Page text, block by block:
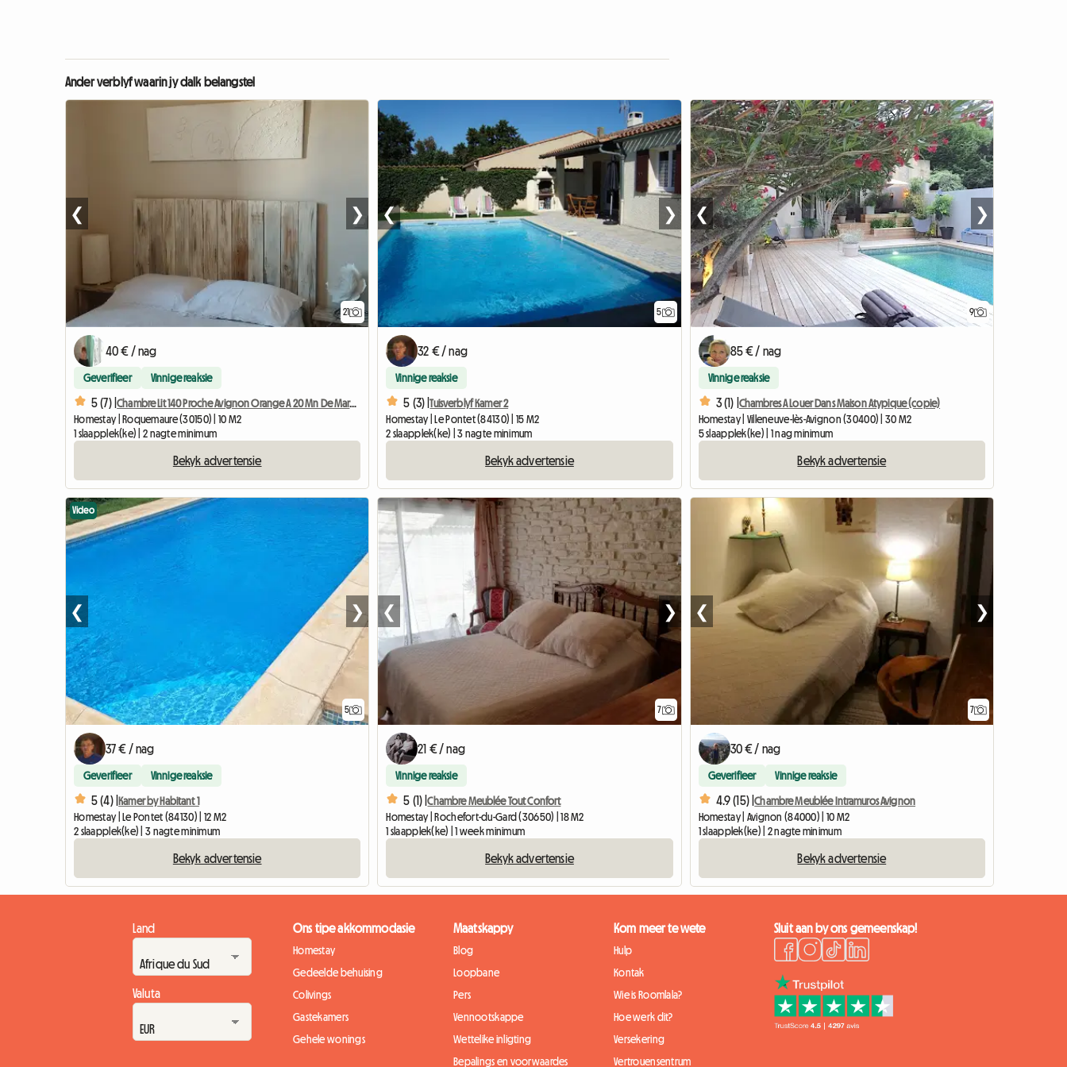
Ander verblyf waarin jy dalk belangstel
21
❮ ❯
40 € / nag
Geverifieer Vinnige reaksie
5 (7) |
Chambre Lit 140 Proche Avignon Orange A 20 Mn De Marcoule
Homestay | Roquemaure (30150) | 10 M2
1 slaapplek(ke) | 2 nagte minimum
Bekyk advertensie
5
❮ ❯
32 € / nag
Vinnige reaksie
5 (3) |Tuisverblyf Kamer 2
Homestay | Le Pontet (84130) | 15 M2
2 slaapplek(ke) | 3 nagte minimum
Bekyk advertensie
9
❮ ❯
85 € / nag
Vinnige reaksie
3 (1) | Chambres A Louer Dans Maison Atypique (copie)
Homestay | Villeneuve-lès-Avignon (30400) | 30 M2
5 slaapplek(ke) | 1 nag minimum
Bekyk advertensie
5
Video
❮ ❯
37 € / nag
Geverifieer Vinnige reaksie
5 (4) |Kamer by Habitant 1
Homestay | Le Pontet (84130) | 12 M2
2 slaapplek(ke) | 3 nagte minimum
Bekyk advertensie
7
❮ ❯
21 € / nag
Vinnige reaksie
5 (1) |Chambre Meublée Tout Confort
Homestay | Rochefort-du-Gard (30650) | 18 M2
1 slaapplek(ke) | 1 week minimum
Bekyk advertensie
7
❮ ❯
30 € / nag
Geverifieer Vinnige reaksie
4.9 (15) |Chambre Meublée Intramuros Avignon
Homestay | Avignon (84000) | 10 M2
1 slaapplek(ke) | 2 nagte minimum
Bekyk advertensie
Land
Valuta
Ons tipe akkommodasie
Homestay
Gedeelde behuising
Colivings
Gastekamers
Gehele wonings
Maatskappy
Blog
Loopbane
Pers
Vennootskappe
Wettelike inligting
Bepalings en voorwaardes
Kom meer te wete
Hulp
Kontak
Wie is Roomlala?
Hoe werk dit?
Versekering
Vertrouensentrum
Sluit aan by ons gemeenskap!